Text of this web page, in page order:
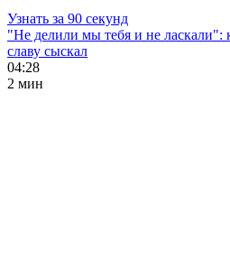
Узнать за 90 секунд
"Не делили мы тебя и не
славу сыскал
04:28
2 мин